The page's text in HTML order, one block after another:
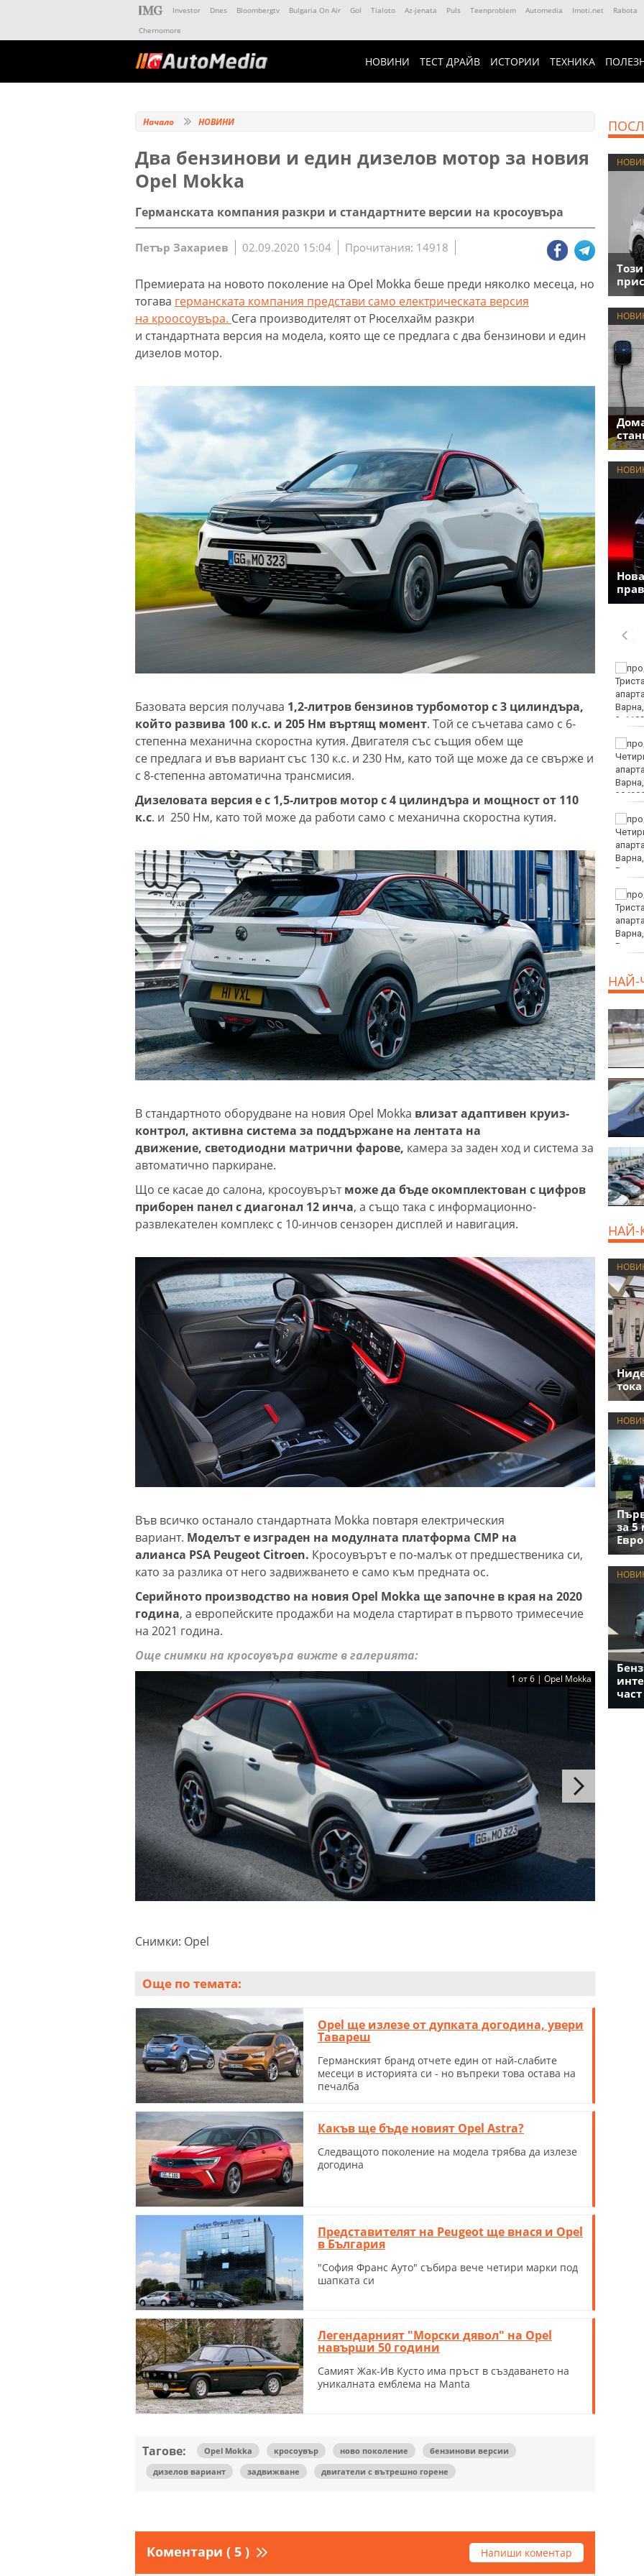
Investor Dnes Bloombergtv Bulgaria On Air Gol Tialoto Az-jenata Puls Teenproblem Automedia Imoti.net Rabota
Chernomore
НОВИНИ ТЕСТ ДРАЙВ ИСТОРИИ ТЕХНИКА
Начало НОВИНИ
Два бензинови и един дизелов мотор за новия
Opel Mokka
Германската компания разкри и стандартните версии на кросоувъра
Петър Захариев 02.09.2020 15:04 Прочитания: 14918
Премиерата на новото поколение на Opel Mokka беше преди няколко месеца, но
тогава германската компания представи само електрическата версия
на кроосоувъра. Сега производителят от Рюселхайм разкри
и стандартната версия на модела, която ще се предлага с два бензинови и един
дизелов мотор.
Базовата версия получава 1,2-литров бензинов турбомотор с 3 цилиндъра,
който развива 100 к.с. и 205 Нм въртящ момент. Той се съчетава само с 6-
степенна механична скоростна кутия. Двигателя със същия обем ще
се предлага и във вариант със 130 к.с. и 230 Нм, като той ще може да се свърже и
с 8-степенна автоматична трансмисия.
Дизеловата версия е с 1,5-литров мотор с 4 цилиндъра и мощност от 110
к.с. и 250 Нм, като той може да работи само с механична скоростна кутия.
В стандартното оборудване на новия Opel Mokka влизат адаптивен круиз-
контрол, активна система за поддържане на лентата на
движение, светодиодни матрични фарове, камера за заден ход и система за
автоматично паркиране.
Що се касае до салона, кросоувърътможе да бъде окомплектован с цифров
приборен панел с диагонал 12 инча, а също така с информационно-
развлекателен комплекс с 10-инчов сензорен дисплей и навигация.
Във всичко останало стандартната Mokka повтаря електрическия
вариант. Моделът е изграден на модулната платформа CMP на
алианса PSA Peugeot Citroen. Кросоувърът е по-малък от предшественика си,
като за разлика от него задвижването е само към предната ос.
Серийното производство на новия Opel Mokka ще започне в края на 2020
година, а европейските продажби на модела стартират в първото тримесечие
на 2021 година.
Още снимки на кросоувъра вижте в галерията:
1 от 6 | Opel Mokka
Снимки: Opel
Още по темата:
Opel ще излезе от дупката догодина, увери
Тавареш
Германският бранд отчете един от най-слабите
месеци в историята си - но въпреки това остава на
печалба
Какъв ще бъде новият Opel Astra?
Следващото поколение на модела трябва да излезе
догодина
Представителят на Peugeot ще внася и Opel
в България
"София Франс Ауто" събира вече четири марки под
шапката си
Легендарният "Морски дявол" на Opel
навърши 50 години
Самият Жак-Ив Кусто има пръст в създаването на
уникалната емблема на Manta
Тагове: Opel Mokka кросоувър ново поколение
бензинови версии
дизелов вариант
задвижване двигатели с вътрешно горене
Коментари ( 5 ) Напиши коментар
Хванаха за ден 31
шофьори с алкохол или
Хаджирусев смени
"Ние, потребителите":
Всеки има право сам да
избере кои плажни
принадлежности да
наеме
НАЙ-
НАЙ-
за 5
част